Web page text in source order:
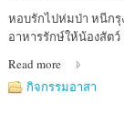
Location
:
เขต
รักษา
หอบรักไปห่มป่า หนีกรุ
อาหารรักษ์ให้น้องสัต
Read more
กิจกรรมอาสา